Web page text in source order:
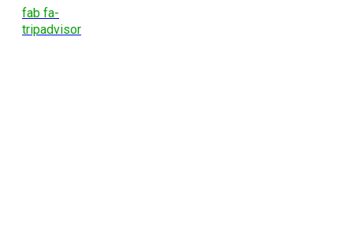
fab fa-
tripadvisor